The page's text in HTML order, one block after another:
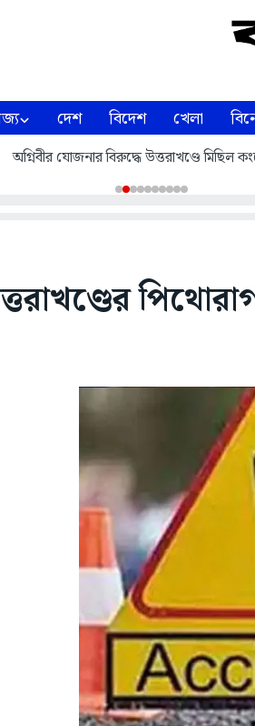
দেশ বিদেশ খেলা
অগ্নিবীর যোজনার বিরুদ্ধে উত্তরাখণ্ডে মিছিল